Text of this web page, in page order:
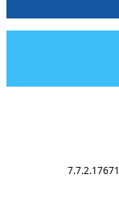
7.7.2.17671